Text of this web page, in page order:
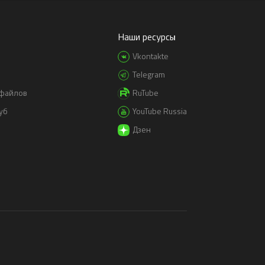
Наши ресурсы
Vkontakte
Telegram
RuTube
YouTube Russia
Дзен